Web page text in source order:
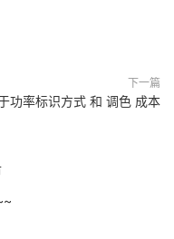
下一篇
功率标识方式 和 调色 成本